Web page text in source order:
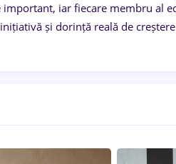
important, iar fiecare membru al
și dorință reală de